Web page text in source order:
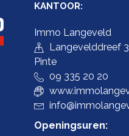
KANTOOR:
Immo Langeveld
Langevelddreef
Pinte
09 335 20 20
Openingsuren: